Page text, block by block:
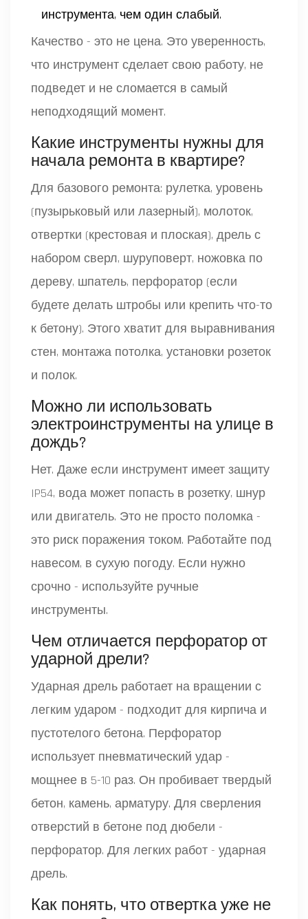
инструмента, чем один слабый.
Качество - это не цена. Это уверенность,
что инструмент сделает свою работу, не
подведет и не сломается в самый
неподходящий момент.
Какие инструменты нужны для
начала ремонта в квартире?
Для базового ремонта: рулетка, уровень
(пузырьковый или лазерный), молоток,
отвертки (крестовая и плоская), дрель с
набором сверл, шуруповерт, ножовка по
дереву, шпатель, перфоратор (если
будете делать штробы или крепить что-то
к бетону). Этого хватит для выравнивания
стен, монтажа потолка, установки розеток
и полок.
Можно ли использовать
электроинструменты на улице в
дождь?
Нет. Даже если инструмент имеет защиту
IP54, вода может попасть в розетку, шнур
или двигатель. Это не просто поломка -
это риск поражения током. Работайте под
навесом, в сухую погоду. Если нужно
срочно - используйте ручные
инструменты.
Чем отличается перфоратор от
ударной дрели?
Ударная дрель работает на вращении с
легким ударом - подходит для кирпича и
пустотелого бетона. Перфоратор
использует пневматический удар -
мощнее в 5-10 раз. Он пробивает твердый
бетон, камень, арматуру. Для сверления
отверстий в бетоне под дюбели -
перфоратор. Для легких работ - ударная
дрель.
Как понять, что отвертка уже не